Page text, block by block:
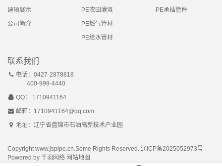
建硕展示
公司简介
PE农田灌溉
PE燃气管材
PE给水管材
PE承插管件
联系我们
电话：0427-2878818
400-999-4440
QQ： 1710941164
邮箱：1710941164@qq.com
地址：辽宁省盘锦市石油高新技术产业园
Copyright www.jspipe.cn.Some Rights Reserved. 辽ICP备2025052973号
Powered by 千羽网络 网站地图